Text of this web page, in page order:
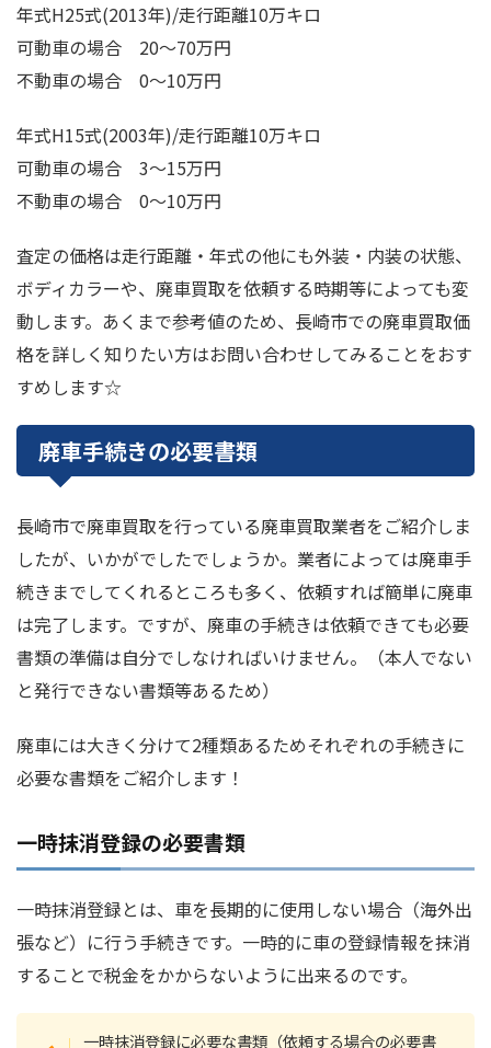
年式H25式(2013年)/走行距離10万キロ
可動車の場合 20～70万円
不動車の場合 0～10万円
年式H15式(2003年)/走行距離10万キロ
可動車の場合 3～15万円
不動車の場合 0～10万円
査定の価格は走行距離・年式の他にも外装・内装の状態、
ボディカラーや、廃車買取を依頼する時期等によっても変
動します。あくまで参考値のため、長崎市での廃車買取価
格を詳しく知りたい方はお問い合わせしてみることをおす
すめします☆
廃車手続きの必要書類
長崎市で廃車買取を行っている廃車買取業者をご紹介しま
したが、いかがでしたでしょうか。業者によっては廃車手
続きまでしてくれるところも多く、依頼すれば簡単に廃車
は完了します。ですが、廃車の手続きは依頼できても必要
書類の準備は自分でしなければいけません。（本人でない
と発行できない書類等あるため）
廃車には大きく分けて2種類あるためそれぞれの手続きに
必要な書類をご紹介します！
一時抹消登録の必要書類
一時抹消登録とは、車を長期的に使用しない場合（海外出
張など）に行う手続きです。一時的に車の登録情報を抹消
することで税金をかからないように出来るのです。
一時抹消登録に必要な書類（依頼する場合の必要書